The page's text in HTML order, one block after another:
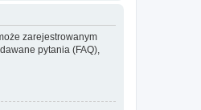
zarejestrowanym
pytania (FAQ),